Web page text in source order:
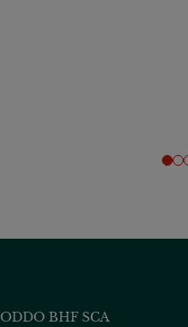
ODDO BHF SCA